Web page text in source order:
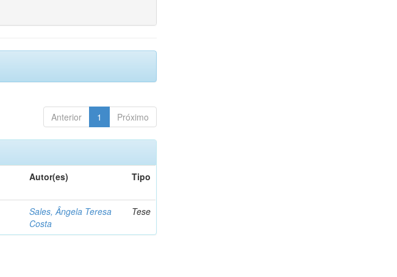
Anterior 1 Próximo
Autor(es) Tipo
Sales, Ângela Teresa
Costa
Tese